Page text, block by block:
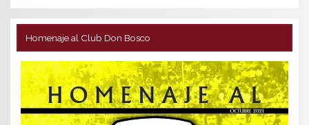
Homenaje al Club Don Bosco